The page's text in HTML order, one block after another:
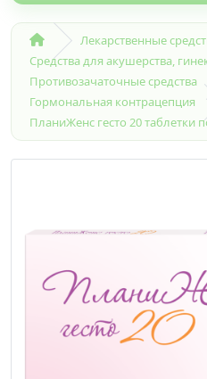
Лекарственные
Средства для акушерства,
Противозачаточные средства
Гормональная контрацепция
ПланиЖенс гесто 20 таблетки